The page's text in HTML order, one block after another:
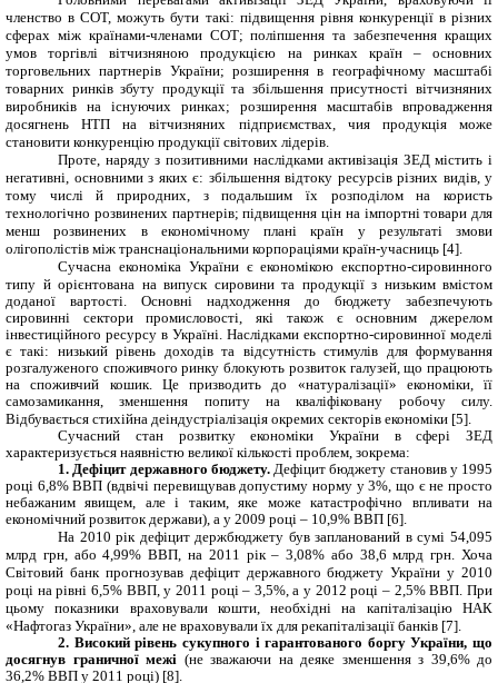
членство в СОТ, можуть бути такі: підвищення рівня конкуренції в різних
сферах між країнами-членами СОТ; поліпшення та забезпечення кращих
умов торгівлі вітчизняною продукцією на ринках країн – основних
торговельних партнерів України; розширення в географічному масштабі
товарних ринків збуту продукції та збільшення присутності вітчизняних
виробників на існуючих ринках; розширення масштабів впровадження
досягнень НТП на вітчизняних підприємствах, чия продукція може
становити конкуренцію продукції світових лідерів.
Проте, наряду з позитивними наслідками активізація ЗЕД містить і
негативні, основними з яких є: збільшення відтоку ресурсів різних видів, у
тому числі й природних, з подальшим їх розподілом на користь
технологічно розвинених партнерів; підвищення цін на імпортні товари для
менш розвинених в економічному плані країн у результаті змови
олігополістів між транснаціональними корпораціями країн-учасниць [4].
Сучасна економіка України єекономікою експортно-сировинного
типу й орієнтована на випуск сировини та продукції з низьким вмістом
доданої вартості . Основні надходження до бюджету забезпечують
сировинні сектори промисловості, які також є основним джерелом
інвестиційного ресурсу в Україні. Наслідками експортно-сировинної моделі
є такі: низький рівень доходів та відсутність стимулів для формування
розгалуженого споживчого ринку блокують розвиток галузей, що працюють
на споживчий кошик. Це призводить до «натуралізації» економіки, її
самозамикання, зменшення попиту на кваліфіковану робочу силу.
Відбувається стихійна деіндустріалізація окремих секторів економіки [5].
Сучасний стан розвитку економіки України в сфері ЗЕД
характеризується наявністю великої кількості проблем, зокрема:
1. Дефіцит державного бюджету.Дефіцит бюджету становив у 1995
році 6,8% ВВП (вдвічі перевищував допустиму норму у 3%, що є не просто
небажаним явищем, але і таким, яке може катастрофічно впливати на
економічний розвиток держави), а у 2009 році – 10,9% ВВП [6].
На 2010 рік дефіцит держбюджету був запланований в сумі 54,095
млрд грн, або 4,99% ВВП, на 2011 рік – 3,08% або 38,6 млрд грн. Хоча
Світовий банк прогнозував дефіцит державного бюджету України у 2010
році на рівні 6,5% ВВП, у 2011 році – 3,5%, а у 2012 році – 2,5% ВВП. При
цьому показники враховували кошти, необхідні на капіталізацію НАК
«Нафтогаз України», але не враховували їх для рекапіталізації банків [7].
2. Високий рівень сукупного і гарантованого боргу України, що
досягнув граничної межі (не зважаючи на деяке зменшення з 39,6% до
36,2% ВВП у 2011 році) [8].